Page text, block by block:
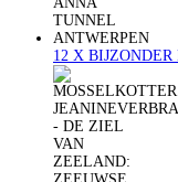
12 X